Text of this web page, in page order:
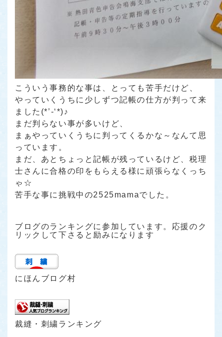
こういう事務的な事は、とっても苦手だけど、
やっていくうちに少しずつ記帳の仕方が判って来
ました(*’-‘*)♪
まだ判らない事が多いけど、
まぁやっていくうちに判ってくるかな～なんて思
っています。
まだ、あとちょっと記帳が残っているけど、税理
士さんに合格の印をもらえる様に頑張らなくっち
ゃ☆
苦手な事に挑戦中の2525mamaでした。
ブログのランキングに参加しています。応援のク
リックして下さると励みになります
にほんブログ村
裁縫・刺繍ランキング